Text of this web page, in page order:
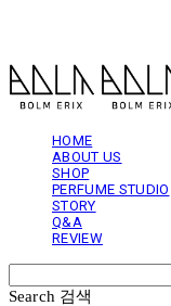
HOME
ABOUT US
SHOP
PERFUME STUDIO
STORY
Q&A
REVIEW
Search 검색